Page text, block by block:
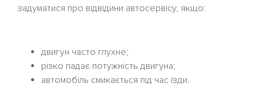
задуматися про відвідини автосервісу, якщо:
двигун часто глухне;
різко падає потужність двигуна;
автомобіль смикається під час їзди.